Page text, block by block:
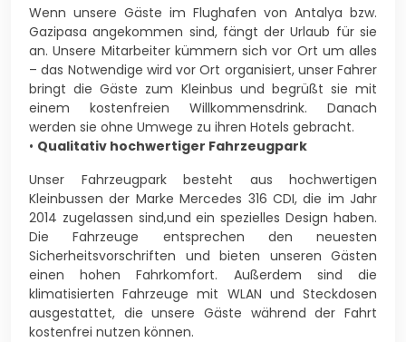
Wenn unsere Gäste im Flughafen von Antalya bzw.
Gazipasa angekommen sind, fängt der Urlaub für sie
an. Unsere Mitarbeiter kümmern sich vor Ort um alles
– das Notwendige wird vor Ort organisiert, unser Fahrer
bringt die Gäste zum Kleinbus und begrüßt sie mit
einem kostenfreien Willkommensdrink. Danach
werden sie ohne Umwege zu ihren Hotels gebracht.
• Qualitativ hochwertiger Fahrzeugpark
Unser Fahrzeugpark besteht aus hochwertigen
Kleinbussen der Marke Mercedes 316 CDI, die im Jahr
2014 zugelassen sind,und ein spezielles Design haben.
Die Fahrzeuge entsprechen den neuesten
Sicherheitsvorschriften und bieten unseren Gästen
einen hohen Fahrkomfort. Außerdem sind die
klimatisierten Fahrzeuge mit WLAN und Steckdosen
ausgestattet, die unsere Gäste während der Fahrt
kostenfrei nutzen können.